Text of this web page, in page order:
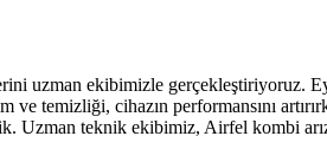
uzman ekibimizle gerçekleştiriyoruz.
temizliği, cihazın performansını
teknik ekibimiz, Airfel kombi